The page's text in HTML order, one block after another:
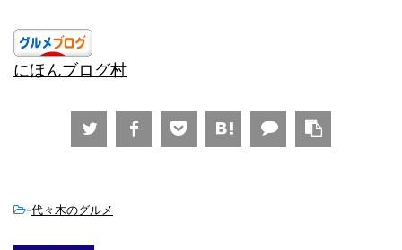
にほんブログ村
-代々木のグルメ